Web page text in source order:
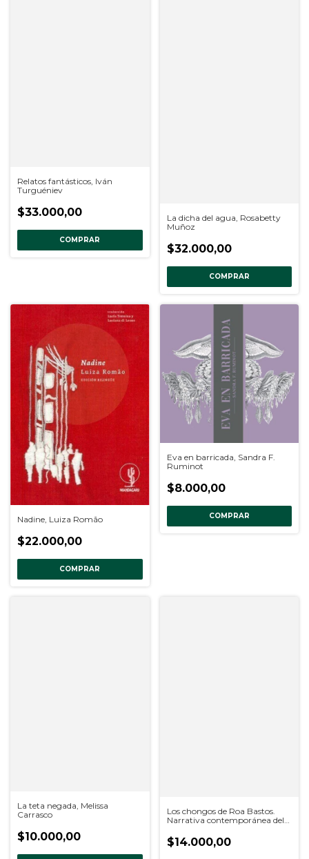
Relatos fantásticos, Iván
Turguéniev
$33.000,00
COMPRAR
La dicha del agua, Rosabetty
Muñoz
$32.000,00
COMPRAR
Nadine, Luiza Romão
$22.000,00
COMPRAR
Eva en barricada, Sandra F.
Ruminot
$8.000,00
COMPRAR
La teta negada, Melissa
Carrasco
$10.000,00
Los chongos de Roa Bastos.
Narrativa contemporánea del
$14.000,00